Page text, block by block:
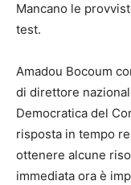
Mancano le
test.
Amadou Bocoum
di direttore
Democratica del
risposta in tempo
ottenere alcune
immediata ora è